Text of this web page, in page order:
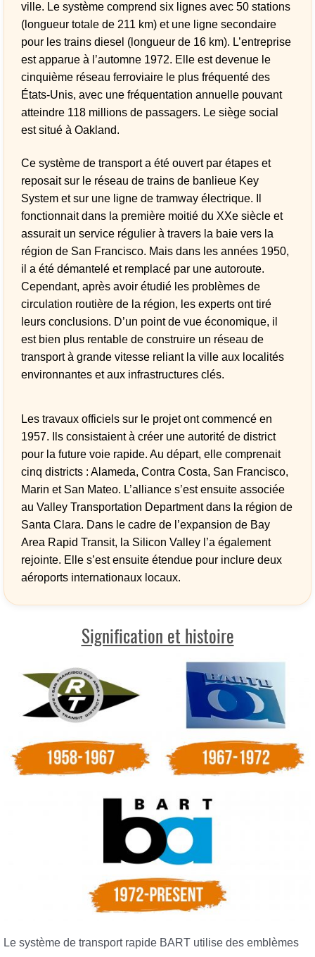
ville. Le système comprend six lignes avec 50 stations
(longueur totale de 211 km) et une ligne secondaire
pour les trains diesel (longueur de 16 km). L’entreprise
est apparue à l’automne 1972. Elle est devenue le
cinquième réseau ferroviaire le plus fréquenté des
États-Unis, avec une fréquentation annuelle pouvant
atteindre 118 millions de passagers. Le siège social
est situé à Oakland.
Ce système de transport a été ouvert par étapes et
reposait sur le réseau de trains de banlieue Key
System et sur une ligne de tramway électrique. Il
fonctionnait dans la première moitié du XXe siècle et
assurait un service régulier à travers la baie vers la
région de San Francisco. Mais dans les années 1950,
il a été démantelé et remplacé par une autoroute.
Cependant, après avoir étudié les problèmes de
circulation routière de la région, les experts ont tiré
leurs conclusions. D’un point de vue économique, il
est bien plus rentable de construire un réseau de
transport à grande vitesse reliant la ville aux localités
environnantes et aux infrastructures clés.
Les travaux officiels sur le projet ont commencé en
1957. Ils consistaient à créer une autorité de district
pour la future voie rapide. Au départ, elle comprenait
cinq districts : Alameda, Contra Costa, San Francisco,
Marin et San Mateo. L’alliance s’est ensuite associée
au Valley Transportation Department dans la région de
Santa Clara. Dans le cadre de l’expansion de Bay
Area Rapid Transit, la Silicon Valley l’a également
rejointe. Elle s’est ensuite étendue pour inclure deux
aéroports internationaux locaux.
Signification et histoire
Le système de transport rapide BART utilise des emblèmes